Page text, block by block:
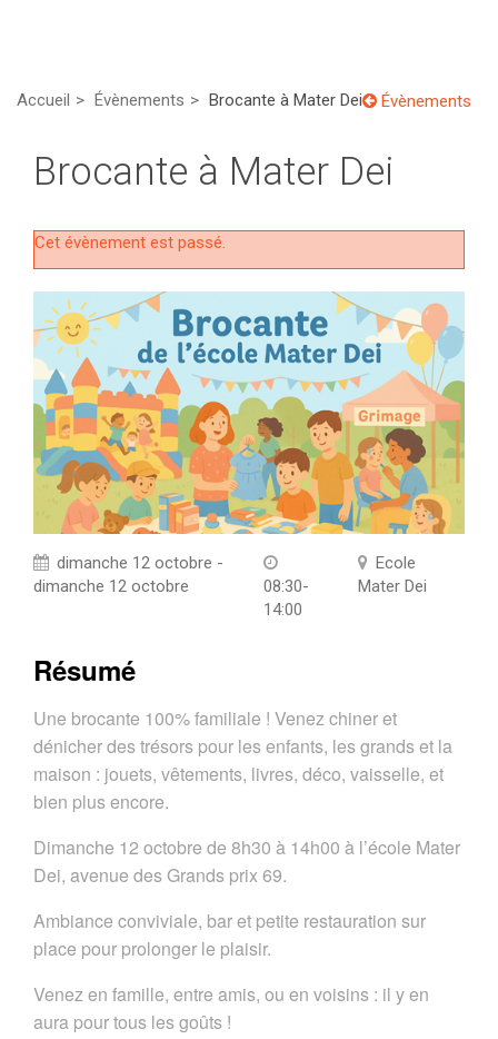
Accueil Évènements Brocante à Mater Dei Évènements
Brocante à Mater Dei
Cet évènement est passé.
dimanche 12 octobre -
dimanche 12 octobre
08:30-
14:00
Ecole
Mater Dei
Résumé
Une brocante 100% familiale ! Venez chiner et
dénicher des trésors pour les enfants, les grands et la
maison : jouets, vêtements, livres, déco, vaisselle, et
bien plus encore.
Dimanche 12 octobre de 8h30 à 14h00 à l’école Mater
Dei, avenue des Grands prix 69.
Ambiance conviviale, bar et petite restauration sur
place pour prolonger le plaisir.
Venez en famille, entre amis, ou en voisins : il y en
aura pour tous les goûts !